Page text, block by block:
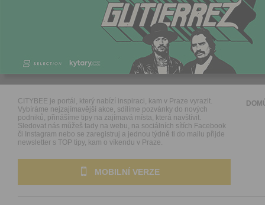
CITYBEE je portál, který nabízí inspiraci, kam v Praze vyrazit.
Vybíráme nejzajímavější akce, sdílíme pozvánky do nových
podniků, přinášíme tipy na zajímavá místa, která navštívit.
Sledovat nás můžeš tady na webu, na sociálních sítích Facebook
či Instagram nebo se zaregistruj a jednou týdně ti do mailu přijde
newsletter s TOP tipy, kam o víkendu v Praze.
MOBILNÍ VERZE